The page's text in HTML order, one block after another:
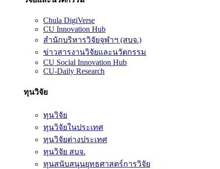
Chula DigiVerse
CU Innovation Hub
สำนักบริหารวิจัยจุฬาฯ (สบจ.)
ข่าวสารงานวิจัยและนวัตกรรม
CU Social Innovation Hub
CU-Daily Research
ทุนวิจัย
ทุนวิจัย
ทุนวิจัยในประเทศ
ทุนวิจัยต่างประเทศ
ทุนวิจัย สบจ.
ทุนสนับสนุนยุทธศาสตร์การวิจัย